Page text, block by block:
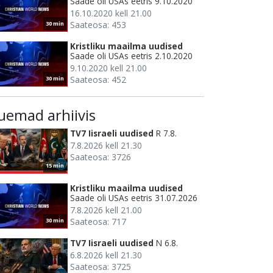
30 min
16.10.2020 kell 21.00
Saateosa: 453
30 min
Kristliku maailma uudised
Saade oli USAs eetris 2.10.2020
9.10.2020 kell 21.00
Saateosa: 452
arhiivis
15 min
TV7 Iisraeli uudised R 7.8.
7.8.2026 kell 21.30
Saateosa: 3726
30 min
Kristliku maailma uudised
Saade oli USAs eetris 31.07.2026
7.8.2026 kell 21.00
Saateosa: 717
TV7 Iisraeli uudised N 6.8.
6.8.2026 kell 21.30
Saateosa: 3725